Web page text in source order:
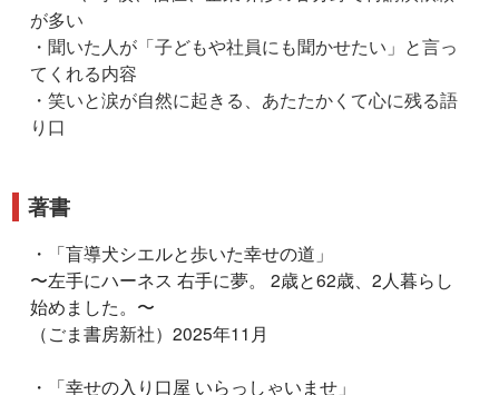
が多い
・聞いた人が「子どもや社員にも聞かせたい」と言っ
てくれる内容
・笑いと涙が自然に起きる、あたたかくて心に残る語
り口
著書
・「盲導犬シエルと歩いた幸せの道」
〜左手にハーネス 右手に夢。 2歳と62歳、2人暮らし
始めました。〜
（ごま書房新社）2025年11月
・「幸せの入り口屋 いらっしゃいませ」